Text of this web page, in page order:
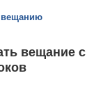
вещанию
вещание с